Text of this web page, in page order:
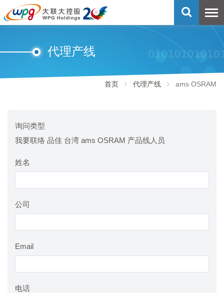
代理产线
首页 代理产线 ams OSRAM
询问类型
我要联络 品佳 台湾 ams OSRAM 产品线人员
姓名
公司
Email
电话